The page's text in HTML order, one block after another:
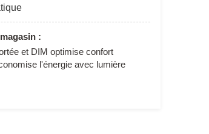
:
et DIM optimise confort
l'énergie avec lumière